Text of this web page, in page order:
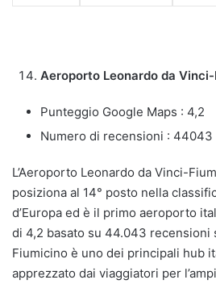
Aeroporto Leonardo da
Punteggio Google Maps : 4,2
Numero di recensioni : 44043
L’Aeroporto Leonardo da Vinci-
posiziona al 14° posto nella
d’Europa ed è il primo aeroporto
di 4,2 basato su 44.043 recensioni
Fiumicino è uno dei principali hub
apprezzato dai viaggiatori per